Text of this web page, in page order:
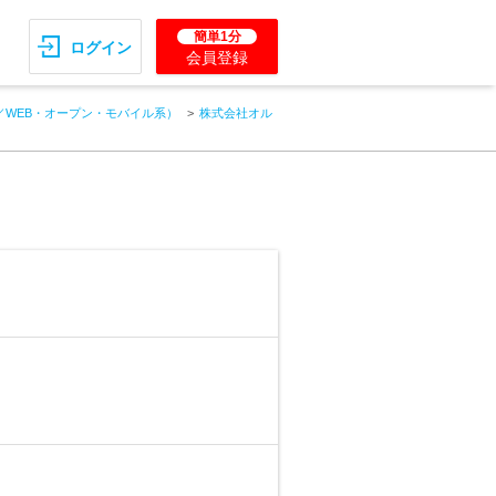
ログイン
簡単1分
会員登録
・オープン・モバイル系） 株式会社オル